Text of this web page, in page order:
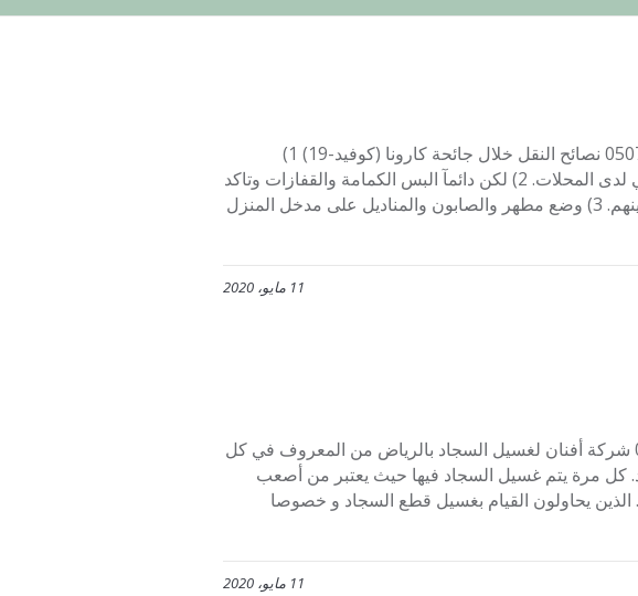
نقل الاثاث بالرياض اتصلوا بنا على الرقم 0507273739 نصائح النقل خلال جائحة كارونا (كوفيد-19) 1)
أستعمل الكراتين الجديدة وتجنب المستعملة او التي لدى المحلات. 2) لكن دائمآ البس الكمامة والقفازات وتاكد
من لبس العمال لها ثم اجعل مسافة كافية بينك وبينهم. 3) وضع مطهر والصابون والمناديل على مدخل المنزل
11 مايو، 2020
تنظيف السجاد اتصلوا بنا على الرقم 0507273739 شركة أفنان لغسيل السجاد بالرياض من المعروف في كل
كل مرة يتم غسيل السجاد فيها حيث يعتبر من أصعب
الذين يحاولون القيام بغسيل قطع السجاد و خصوصا
11 مايو، 2020